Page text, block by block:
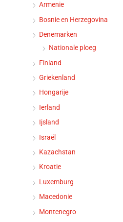
Armenie
Bosnie en Herzegovina
Denemarken
Nationale ploeg
Finland
Griekenland
Hongarije
Ierland
Ijsland
Israël
Kazachstan
Kroatie
Luxemburg
Macedonie
Montenegro